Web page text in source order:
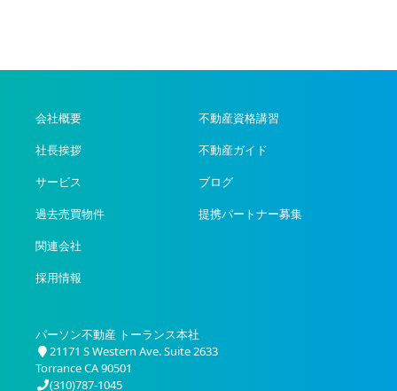
会社概要
社長挨拶
サービス
過去売買物件
関連会社
採用情報
不動産資格講習
不動産ガイド
ブログ
提携パートナー募集
パーソン不動産 トーランス本社
21171 S Western Ave. Suite 2633
Torrance CA 90501
(310)787-1045